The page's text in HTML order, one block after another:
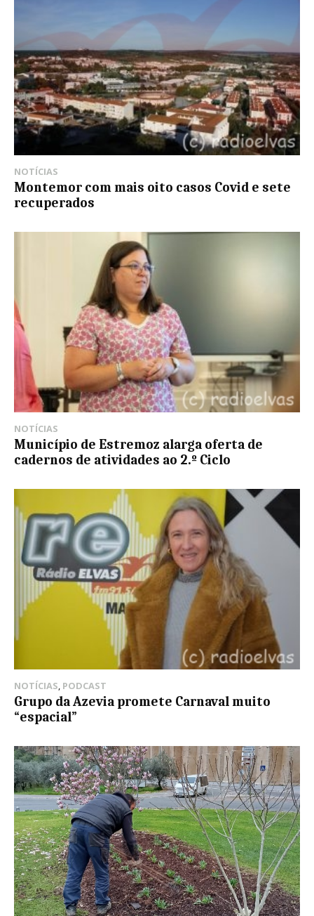
NOTÍCIAS
Montemor com mais oito casos Covid e sete
recuperados
NOTÍCIAS
Município de Estremoz alarga oferta de
cadernos de atividades ao 2.º Ciclo
NOTÍCIAS, PODCAST
Grupo da Azevia promete Carnaval muito
“espacial”